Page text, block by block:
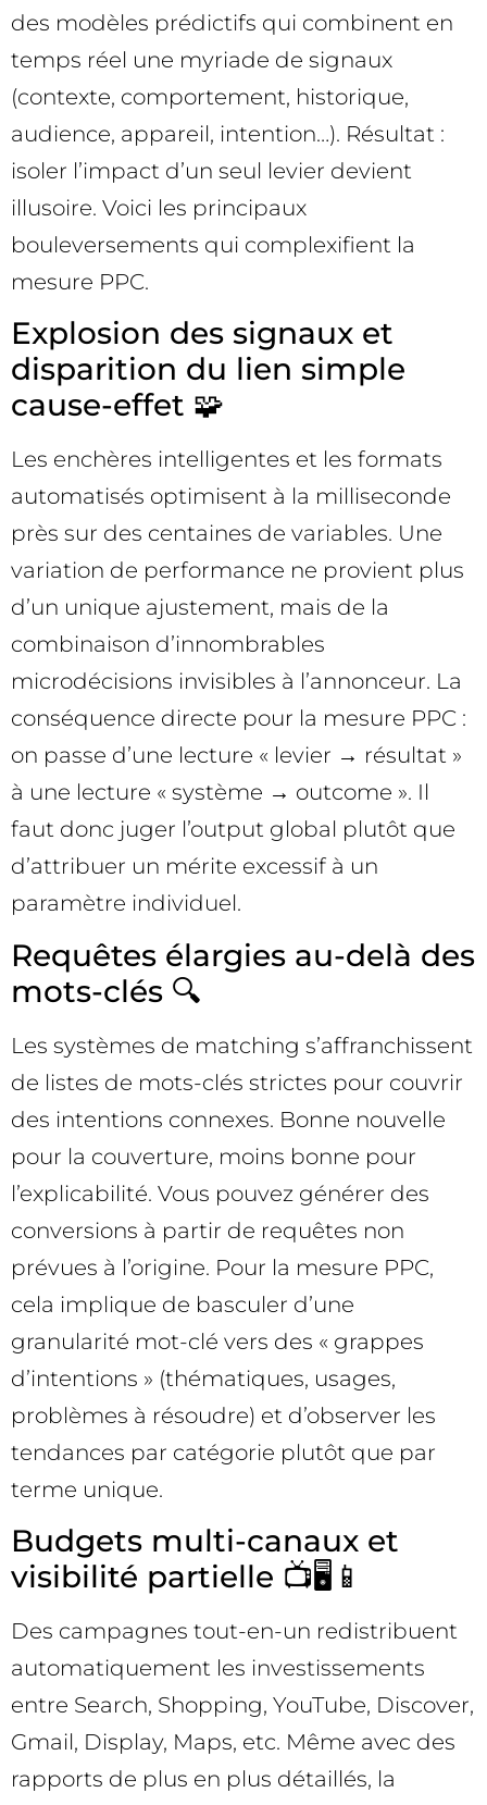
des modèles prédictifs qui combinent en
temps réel une myriade de signaux
(contexte, comportement, historique,
audience, appareil, intention…). Résultat :
isoler l’impact d’un seul levier devient
illusoire. Voici les principaux
bouleversements qui complexifient la
mesure PPC.
Explosion des signaux et
disparition du lien simple
cause-effet 🧩
Les enchères intelligentes et les formats
automatisés optimisent à la milliseconde
près sur des centaines de variables. Une
variation de performance ne provient plus
d’un unique ajustement, mais de la
combinaison d’innombrables
microdécisions invisibles à l’annonceur. La
conséquence directe pour la mesure PPC :
on passe d’une lecture « levier → résultat »
à une lecture « système → outcome ». Il
faut donc juger l’output global plutôt que
d’attribuer un mérite excessif à un
paramètre individuel.
Requêtes élargies au-delà des
mots-clés 🔍
Les systèmes de matching s’affranchissent
de listes de mots-clés strictes pour couvrir
des intentions connexes. Bonne nouvelle
pour la couverture, moins bonne pour
l’explicabilité. Vous pouvez générer des
conversions à partir de requêtes non
prévues à l’origine. Pour la mesure PPC,
cela implique de basculer d’une
granularité mot-clé vers des « grappes
d’intentions » (thématiques, usages,
problèmes à résoudre) et d’observer les
tendances par catégorie plutôt que par
terme unique.
Budgets multi-canaux et
visibilité partielle 📺🖥️📱
Des campagnes tout-en-un redistribuent
automatiquement les investissements
entre Search, Shopping, YouTube, Discover,
Gmail, Display, Maps, etc. Même avec des
rapports de plus en plus détaillés, la